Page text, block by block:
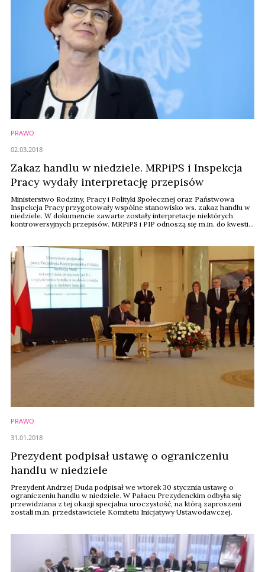
PRAWO
Zakaz handlu w niedziele. MRPiPS i Inspekcja
Pracy wydały interpretację przepisów
Ministerstwo Rodziny, Pracy i Polityki Społecznej oraz Państwowa
Inspekcja Pracy przygotowały wspólne stanowisko ws. zakaz handlu w
niedziele. W dokumencie zawarte zostały interpretacje niektórych
kontrowersyjnych przepisów. MRPiPS i PIP odnoszą się m.in. do kwestii
wywracają do góry nogami ...
02.03.2018
PRAWO
Prezydent podpisał ustawę o ograniczeniu
handlu w niedziele
Prezydent Andrzej Duda podpisał we wtorek 30 stycznia ustawę o
ograniczeniu handlu w niedziele. W Pałacu Prezydenckim odbyła się
przewidziana z tej okazji specjalna uroczystość, na którą zaproszeni
zostali m.in. przedstawiciele Komitetu Inicjatywy Ustawodawczej.
31.01.2018